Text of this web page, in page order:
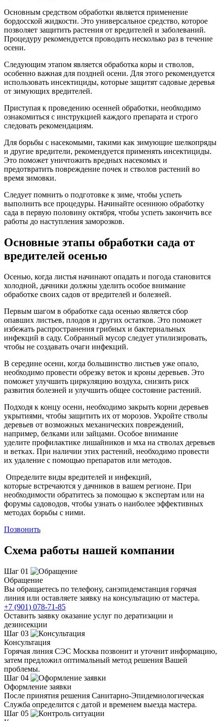
Основным средством обработки является применение
бордосской жидкости. Это универсальное средство, которое
позволяет защитить растения от вредителей и заболеваний.
Процедуру рекомендуется проводить несколько раз в течение
осени.
Следующим этапом является обработка коры и стволов,
особенно важная для поздней осени. Для этого рекомендуется
использовать инсектициды, которые защитят садовые деревья
от зимующих вредителей.
Приступая к проведению осенней обработки, необходимо
ознакомиться с инструкцией каждого препарата и строго
следовать рекомендациям.
Для борьбы с насекомыми, такими как зимующие шелкопряды
и другие вредители, рекомендуется применять инсектициды.
Это поможет уничтожить вредных насекомых и
предотвратить повреждение почек и стволов растений во
время зимовки.
Следует помнить о подготовке к зиме, чтобы успеть
выполнить все процедуры. Начинайте осеннюю обработку
сада в первую половину октября, чтобы успеть закончить все
работы до наступления заморозков.
Основные этапы обработки сада от
вредителей осенью
Осенью, когда листья начинают опадать и погода становится
холодной, дачники должны уделить особое внимание
обработке своих садов от вредителей и болезней.
Первым шагом в обработке сада осенью является сбор
опавших листьев, плодов и других остатков. Это поможет
избежать распространения грибных и бактериальных
инфекций в саду. Собранный мусор следует утилизировать,
чтобы не создавать очаги инфекций.
В середине осени, когда большинство листьев уже опало,
необходимо провести обрезку веток и кроны деревьев. Это
поможет улучшить циркуляцию воздуха, снизить риск
развития болезней и улучшить общее состояние растений.
Подходя к концу осени, необходимо закрыть корни деревьев
укрытиями, чтобы защитить их от морозов. Укройте стволы
деревьев от возможных механических повреждений,
например, белками или зайцами. Особое внимание
уделите профилактике лишайников и мха на стволах деревьев
и ветках. При наличии этих растений, необходимо провести
их удаление с помощью препаратов или методов.
Определите виды вредителей и инфекций,
которые встречаются у дачников в вашем регионе. При
необходимости обратитесь за помощью к экспертам или на
форумы садоводов, чтобы узнать о наиболее эффективных
методах борьбы с ними.
Позвонить
Схема работы нашей компании
Шаг 01
Обращение
Вы обращаетесь по телефону, санэпидемстанция горячая
линия или оставляете заявку на консультацию от мастера.
+7 (901) 078-71-85
Оставить заявку оказание услуг по дератизации и
дезинсекции
Шаг 03
Консультация
Горячая линия СЭС Москва позвонит и уточнит информацию,
затем предложил оптимальный метод решения Вашей
проблемы.
Шаг 04
Оформление заявки
После принятия решения Санитарно-Эпидемиологическая
Служба определится с датой и временем выезда мастера.
Шаг 05